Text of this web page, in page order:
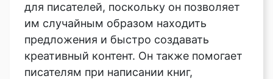
для писателей, поскольку он позволяет
им случайным образом находить
предложения и быстро создавать
креативный контент. Он также помогает
писателям при написании книг,